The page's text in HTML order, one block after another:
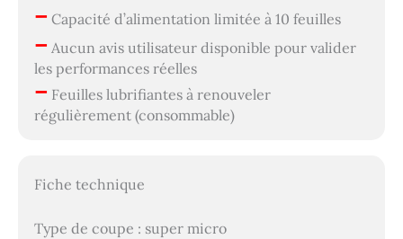
– Capacité d’alimentation limitée à 10 feuilles
– Aucun avis utilisateur disponible pour valider
les performances réelles
– Feuilles lubrifiantes à renouveler
régulièrement (consommable)
Fiche technique
Type de coupe : super micro